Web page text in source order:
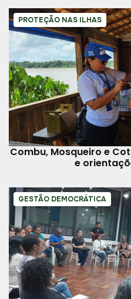
PROTEÇÃO NAS ILHAS
Combu, Mosqueiro e
e
GESTÃO DEMOCRÁTICA